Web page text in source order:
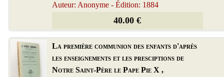
Auteur: Anonyme - Édition: 1884
40.00 €
La première communion des enfants d'après
les enseignements et les presciptions de
Notre Saint-Père le Pape Pie X ,